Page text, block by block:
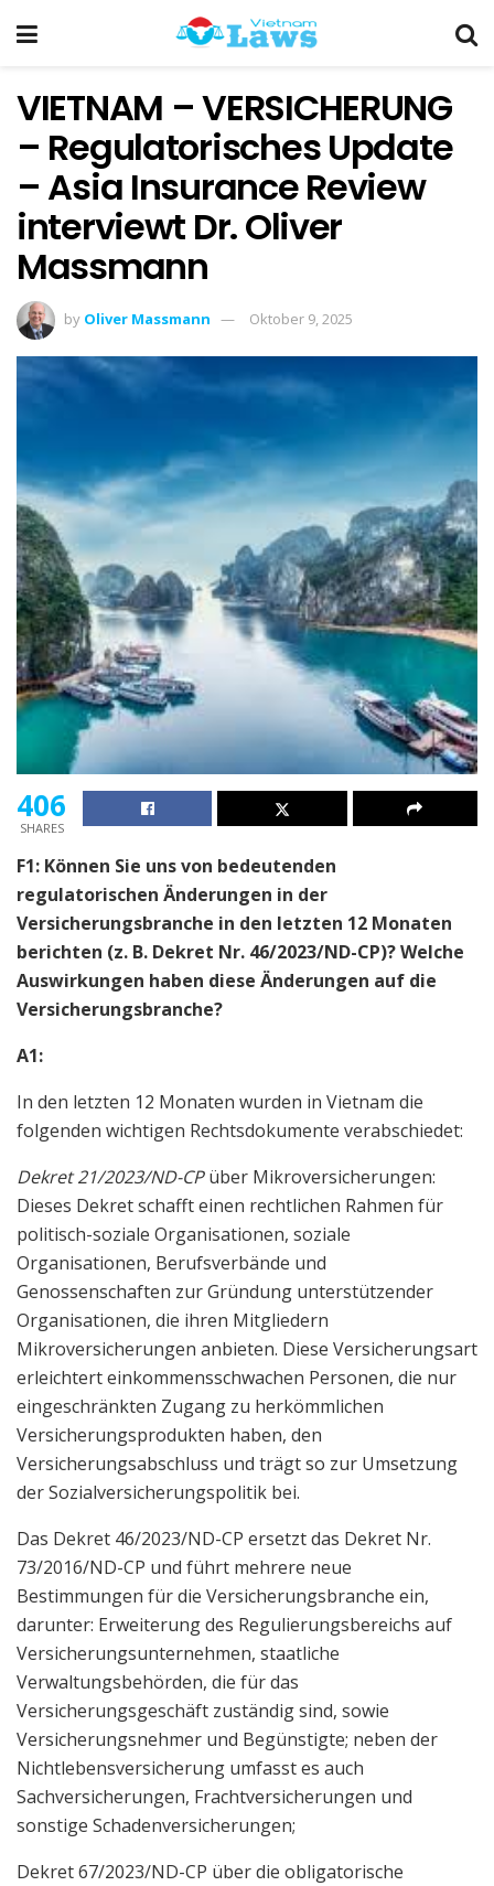
VIETNAM – VERSICHERUNG
– Regulatorisches Update
– Asia Insurance Review
interviewt Dr. Oliver
Massmann
by Oliver Massmann Oktober 9, 2025
406
SHARES
F1: Können Sie uns von bedeutenden
regulatorischen Änderungen in der
Versicherungsbranche in den letzten 12 Monaten
berichten (z. B. Dekret Nr. 46/2023/ND-CP)? Welche
Auswirkungen haben diese Änderungen auf die
Versicherungsbranche?
A1:
In den letzten 12 Monaten wurden in Vietnam die
folgenden wichtigen Rechtsdokumente verabschiedet:
Dekret 21/2023/ND-CPüber Mikroversicherungen:
Dieses Dekret schafft einen rechtlichen Rahmen für
politisch-soziale Organisationen, soziale
Organisationen, Berufsverbände und
Genossenschaften zur Gründung unterstützender
Organisationen, die ihren Mitgliedern
Mikroversicherungen anbieten. Diese Versicherungsart
erleichtert einkommensschwachen Personen, die nur
eingeschränkten Zugang zu herkömmlichen
Versicherungsprodukten haben, den
Versicherungsabschluss und trägt so zur Umsetzung
der Sozialversicherungspolitik bei.
Das Dekret 46/2023/ND-CP ersetzt das Dekret Nr.
73/2016/ND-CP und führt mehrere neue
Bestimmungen für die Versicherungsbranche ein,
darunter: Erweiterung des Regulierungsbereichs auf
Versicherungsunternehmen, staatliche
Verwaltungsbehörden, die für das
Versicherungsgeschäft zuständig sind, sowie
Versicherungsnehmer und Begünstigte; neben der
Nichtlebensversicherung umfasst es auch
Sachversicherungen, Frachtversicherungen und
sonstige Schadenversicherungen;
Dekret 67/2023/ND-CP über die obligatorische